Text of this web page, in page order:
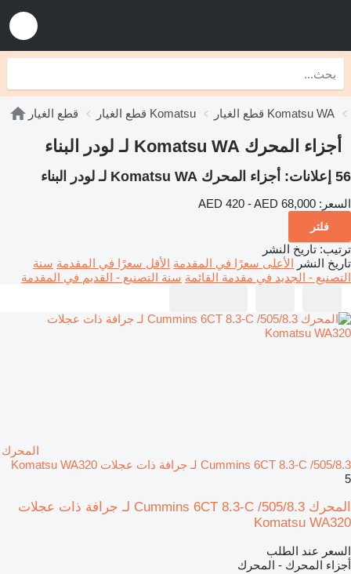
قطع الغيار قطع الغيار Komatsu قطع الغيار Komatsu WA
أجزاء المحرك Komatsu WA لـ لودر البناء
56 إعلانات: أجزاء المحرك Komatsu WA لـ لودر البناء
السعر: AED 420 - AED 68,000
فلتر
ترتيب: تاريخ النشر
تاريخ النشر الأعلى سعرًا في المقدمة الأقل سعرًا في المقدمة سنة
التصنيع - الجديد في مقدمة القائمة سنة التصنيع - القديم في المقدمة
المحرك
Cummins 6CT 8.3-C /505/8.3 لـ جرافة ذات عجلات Komatsu WA320
5
المحرك Cummins 6CT 8.3-C /505/8.3 لـ جرافة ذات عجلات
Komatsu WA320
السعر عند الطلب
أجزاء المحرك - المحرك